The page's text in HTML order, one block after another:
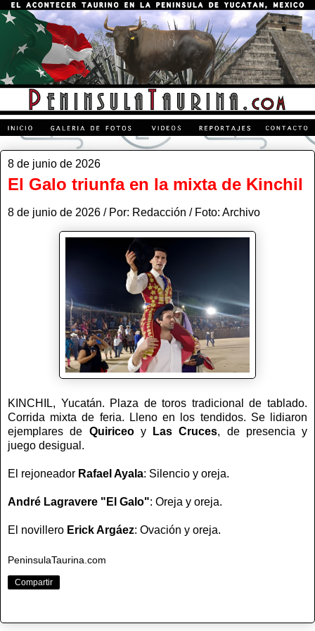
8 de junio de 2026
El Galo triunfa en la mixta de Kinchil
8 de junio de 2026 / Por: Redacción / Foto: Archivo
KINCHIL, Yucatán. Plaza de toros tradicional de tablado.
Corrida mixta de feria. Lleno en los tendidos. Se lidiaron
ejemplares de Quiriceoy Las Cruces, de presencia y
juego desigual.
El rejoneador Rafael Ayala: Silencio y oreja.
André Lagravere "El Galo": Oreja y oreja.
El novillero Erick Argáez: Ovación y oreja.
PeninsulaTaurina.com
Compartir